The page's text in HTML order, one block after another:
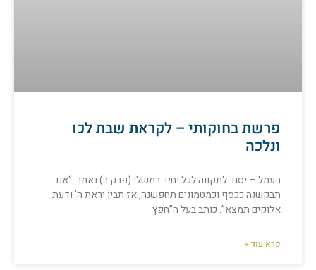
פרשת בחוקותי – לקראת שבת לכו
ונלכה
העמל – יסוד לתקווה לכל יחיד במשלי (פרק ב) נאמר: “אם
תבקשנה ככסף וכמטמונים תחפשנה, אז תבין יראת ה’ ודעת
אלוקים תמצא”. כותב בעל ה”חפץ
קרא עוד »